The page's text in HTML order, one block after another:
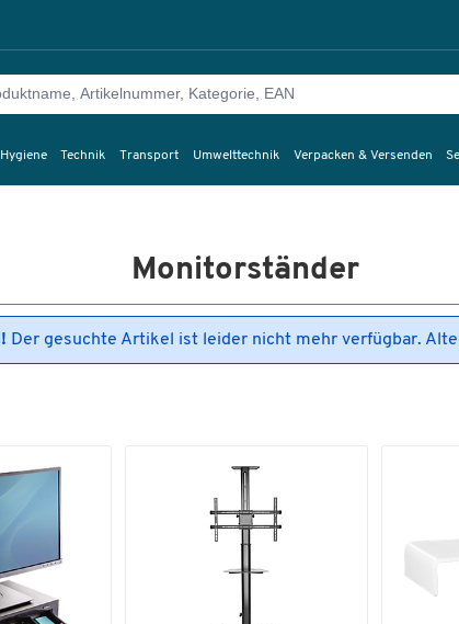
Technik Transport Umwelttechnik Verpacken & Versenden
Monitorständer
Der gesuchte Artikel ist leider nicht mehr verfügbar.